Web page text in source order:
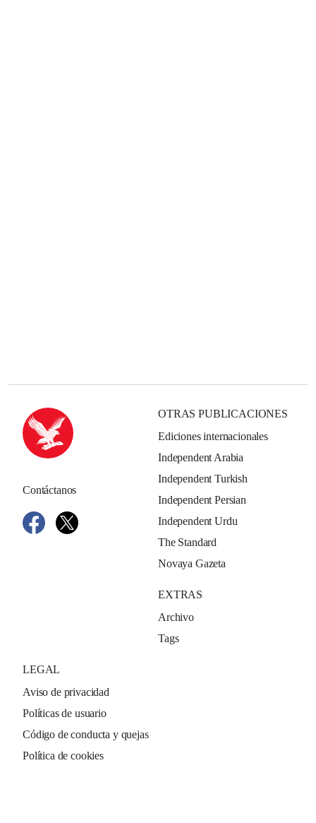
Contáctanos
OTRAS PUBLICACIONES
Ediciones internacionales
Independent Arabia
Independent Turkish
Independent Persian
Independent Urdu
The Standard
Novaya Gazeta
EXTRAS
Archivo
Tags
LEGAL
Aviso de privacidad
Políticas de usuario
Código de conducta y quejas
Política de cookies